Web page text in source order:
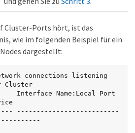
Cluster-Ports hört, ist das
wie im folgenden Beispiel für ein
dargestellt:
connections listening
Cluster
Interface Name:Local Port
--------------------------